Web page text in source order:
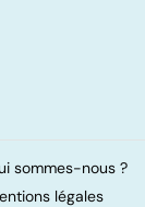
sommes-nous ?
légales